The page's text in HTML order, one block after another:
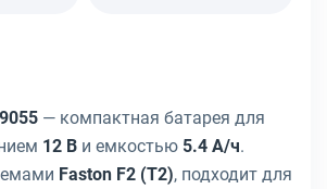
— компактная батарея для
12 В и емкостью 5.4 А/ч.
Faston F2 (T2), подходит для